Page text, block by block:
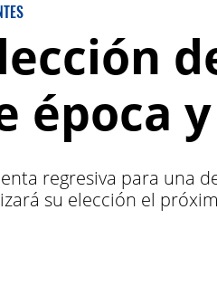
época
regresiva para una
su elección el